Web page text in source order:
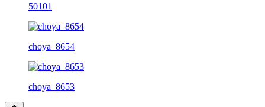
50101
choya_8654
choya_8653